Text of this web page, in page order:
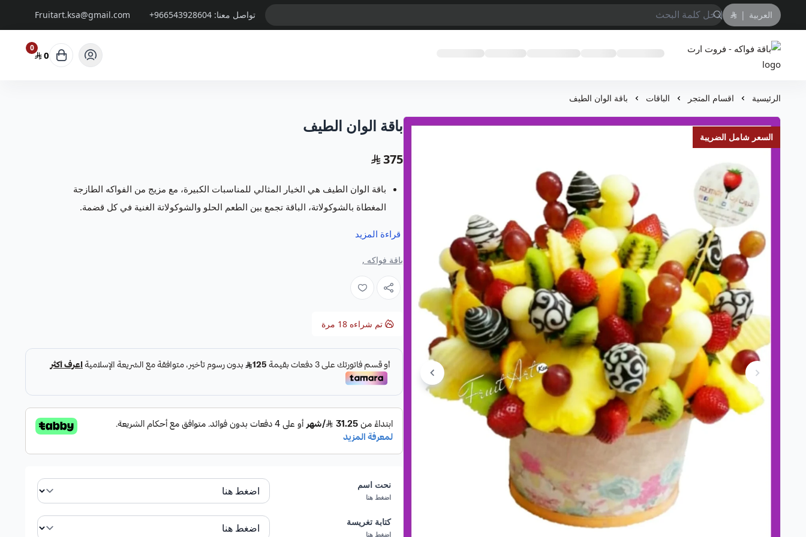
العربية | تواصل معنا: +966543928604
Fruitart.ksa@gmail.com
باقة فواكه - فروت ارت
0
0
الرئيسية اقسام المتجر الباقات باقة الوان الطيف
السعر شامل الضريبة
باقة الوان الطيف
375
باقة الوان الطيف هي الخيار المثالي للمناسبات الكبيرة، مع مزيج من الفواكه الطازجة
المغطاة بالشوكولاتة، الباقة تجمع بين الطعم الحلو والشوكولاتة الغنية في كل قضمة.
مبتكرة ومميزة تسر كل من رأها وتجعل مناسبتكم حدث لا ينسى.
المواصفات:
القسم: باقات الفواكه
المكونات:
باقة فواكه طازجة لذيذة تحتوي على ( فراولة ومغمورة بالشوكليت ، شمام ، بطيخ ،
كيوي ، برتقال ، عنب احمر ، اناناس )
الباقة تكفي 35 شخص.
مميزات باقة الوان الطيف:
مزيج من الفواكه الطازجة المغرية:تضم باقة فواكه الوان الطيف مزيجاً رائعاً من الفواكه
الطازجة مثل الشمام، الكيوي، والأناناس، بالإضافة إلى الفراولة المغطاة بالشوكولاتة الفاخرة،
لتلبية جميع الأذواق.
المثالي للحفلات الكبيرة والمناسبات العائلية، لتوفر لكل ضيف تجربة لذيذة وممتعة.
تجربة مذاق مميزة:
تجمع الباقة بين النكهات الطبيعية والمنعشة مع لمسة من الشوكولاتة
الغنية، ليضمن لك تجربة مذاق لا تُنسى.
مظهر جذاب ومتعدد الالوان:
تضم باقة فواكه الوان الطيف مجموعة من الفواكه ذات الالوان
قراءة المزيد
باقة فواكه ,
تم شراءه 18 مرة
نحت اسم
اضغط هنا
كتابة تغريسة
اضغط هنا